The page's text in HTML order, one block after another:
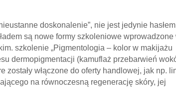
doskonalenie”, nie jest jedynie
są nowe formy szkoleniowe wprowadzone
szkolenie „Pigmentologia – kolor w makijażu
dermopigmentacji (kamuflaż przebarwień
włączone do oferty handlowej, jak np.
na równoczesną regenerację skóry, jej